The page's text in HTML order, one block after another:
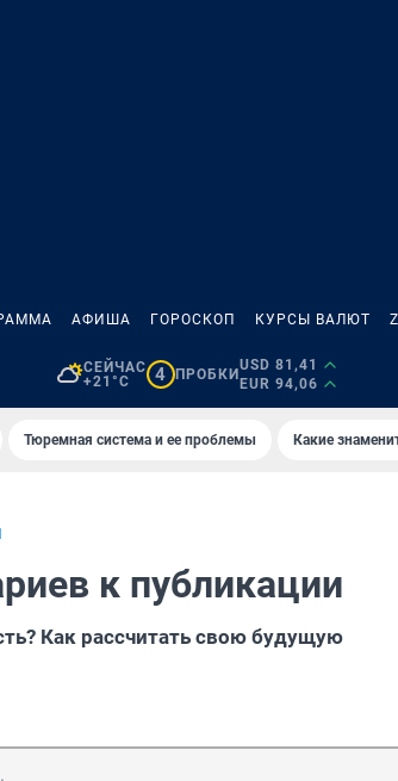
АФИША ГОРОСКОП КУРСЫ ВАЛЮТ
СЕЙЧАС
+21°C
4 ПРОБКИ
USD 81,41
EUR 94,06
Тюремная система и ее проблемы Какие
к публикации
Как рассчитать свою будущую